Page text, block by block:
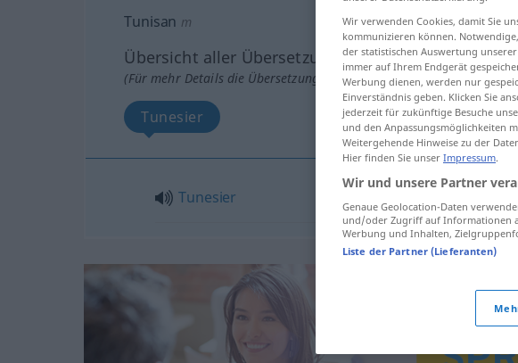
Tunisan m
Übersicht aller Übersetzungen
(Für mehr Details die Übersetzung anklicken/antippen)
Tunesier
Tunesier
Wir verwenden Cookies, damit Sie
kommunizieren können.
der statistischen Auswertung
immer auf Ihrem Endgerät
Werbung dienen, werden nur
Einverständnis geben. Klicken Sie
jederzeit für zukünftige Besuche
und den Anpassungsmöglichkeiten
Weitergehende Hinweise zu der
Hier finden Sie unser Impressum.
Wir und unsere Partner
Genaue Geolocation-Daten
und/oder Zugriff auf Informationen
Werbung und Inhalten,
Liste der Partner (Lieferanten)